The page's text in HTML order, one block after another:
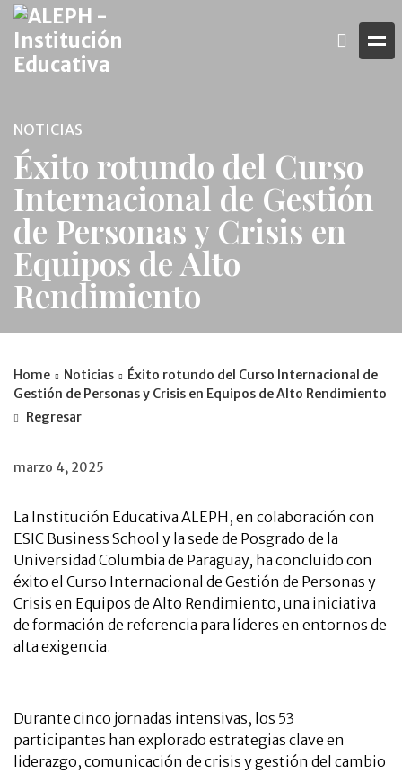
NOTICIAS
Éxito rotundo del Curso
Internacional de Gestión
de Personas y Crisis en
Equipos de Alto
Rendimiento
Home Noticias
Éxito rotundo del Curso Internacional de
Gestión de Personas y Crisis en Equipos de Alto Rendimiento
Regresar
marzo 4, 2025
La Institución Educativa ALEPH, en colaboración con
ESIC Business School y la sede de Posgrado de la
Universidad Columbia de Paraguay, ha concluido con
éxito el Curso Internacional de Gestión de Personas y
Crisis en Equipos de Alto Rendimiento, una iniciativa
de formación de referencia para líderes en entornos de
alta exigencia.
Durante cinco jornadas intensivas, los 53
participantes han explorado estrategias clave en
liderazgo, comunicación de crisis y gestión del cambio